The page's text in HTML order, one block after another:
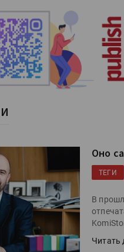
Оно
ТЕГИ
В
Читать